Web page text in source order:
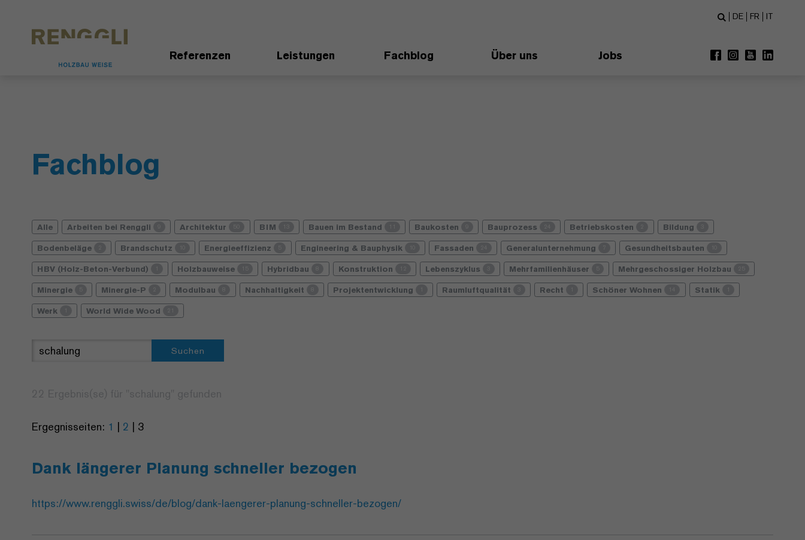
Referenzen Leistungen Fachblog Über uns Jobs
DE FR IT
Fachblog
Alle Arbeiten bei Renggli Architektur BIM Bauen im Bestand Baukosten Bauprozess Betriebskosten Bildung
Bodenbeläge Brandschutz Energieeffizienz Engineering & Bauphysik Fassaden Generalunternehmung Gesundheitsbauten
HBV (Holz-Beton-Verbund) Holzbauweise Hybridbau Konstruktion Lebenszyklus Mehrfamilienhäuser Mehrgeschossiger Holzbau
Minergie Minergie-P Modulbau Nachhaltigkeit Projektentwicklung Raumluftqualität Recht Schöner Wohnen Statik
Werk World Wide Wood
Suchen
Ergegnisseiten: 1 | 2 | 3
Dank längerer Planung schneller bezogen
https://www.renggli.swiss/de/blog/dank-laengerer-planung-schneller-bezogen/